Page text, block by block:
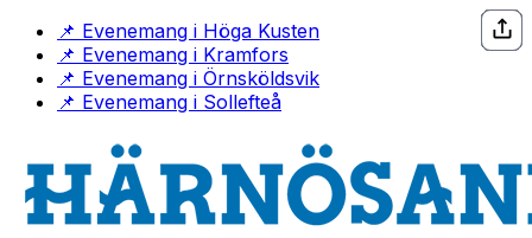
Hoppa till innehåll
📌 Evenemang i Höga Kusten(öppnas i ny flik)
📌 Evenemang i Kramfors
📌 Evenemang i Örnsköldsvik(öppnas i ny flik)
📌 Evenemang i Sollefteå(öppnas i ny flik)